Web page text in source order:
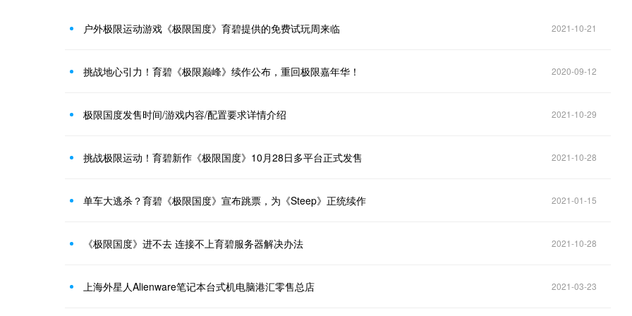
户外极限运动游戏《极限国度》育碧提供的免费试玩周来临 2021-10-21
挑战地心引力！育碧《极限巅峰》续作公布，重回极限嘉年华！ 2020-09-12
极限国度发售时间/游戏内容/配置要求详情介绍 2021-10-29
挑战极限运动！育碧新作《极限国度》10月28日多平台正式发售 2021-10-28
单车大逃杀？育碧《极限国度》宣布跳票，为《Steep》正统续作 2021-01-15
《极限国度》进不去 连接不上育碧服务器解决办法 2021-10-28
上海外星人Alienware笔记本台式机电脑港汇零售总店 2021-03-23